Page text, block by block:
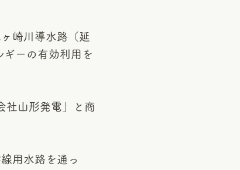
崎川導水路（延
ーの有効利用を
社山形発電」と商
用水路を通っ